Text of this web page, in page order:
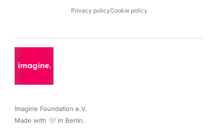
Privacy policyCookie policy
Imagine Foundation e.V.
Made with 🤍 in Berlin.